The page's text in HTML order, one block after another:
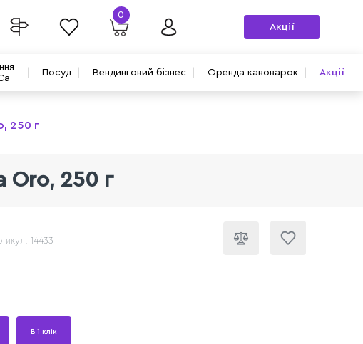
Посуд Вендинговий бізнес Оренда кавоварок Акції
0
Акції
250 г
Oro, 250 г
14433
В 1 клік